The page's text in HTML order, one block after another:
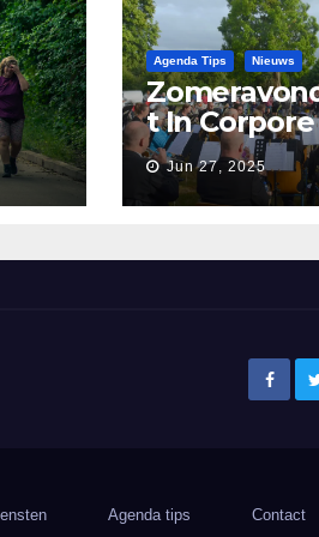
Agenda Tips Nieuws
t In
juni
Jun 27, 2025
Agenda tips Contact